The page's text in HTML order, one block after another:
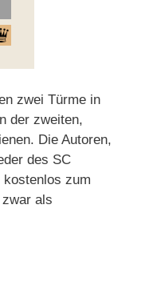
zwei Türme in
der zweiten,
Die Autoren,
des SC
zum
als